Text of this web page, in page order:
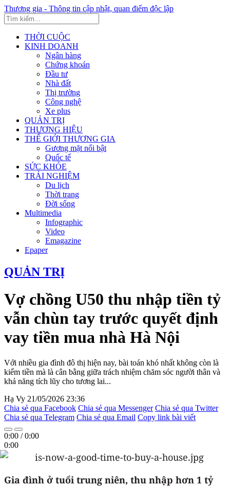
Thương gia - Thông tin cập nhật, quan điểm độc lập
THỜI CUỘC
KINH DOANH
Ngân hàng
Chứng khoán
Đầu tư
Nhà đất
Thị trường
Công nghệ
Xe plus
QUẢN TRỊ
THƯƠNG HIỆU
THẾ GIỚI THƯƠNG GIA
Gương mặt nổi bật
Quốc tế
SỨC KHỎE
TRẢI NGHIỆM
Du lịch
Thời trang
Đời sống
Multimedia
Infographic
Video
Emagazine
Epaper
QUẢN TRỊ
Vợ chồng U50 thu nhập tiền tỷ
vẫn chùn tay trước quyết định
vay tiền mua nhà Hà Nội
Với nhiều gia đình đô thị hiện nay, bài toán khó nhất không còn là
kiếm tiền mà là cân bằng giữa trách nhiệm chăm sóc người thân và
khả năng tích lũy cho tương lai...
Hạ Vy 21/05/2026 23:36
Chia sẻ qua Facebook Chia sẻ qua Messenger Chia sẻ qua Twitter
Chia sẻ qua Telegram Chia sẻ qua Email Copy link bài viết
0:00 /0:00
0:00
Gia đình ở tuổi trung niên, thu nhập hơn 1 tỷ